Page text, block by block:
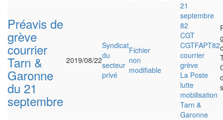
Préavis de
grève
courrier
Tarn &
Garonne
du 21
septembre
2019/08/22
Syndicat
du
secteur
privé
Fichier
non
modifiable
21
septembre
82
CGT
CGTFAPT82
courrier
grève
La Poste
lutte
mobilisation
Tarn &
Garonne